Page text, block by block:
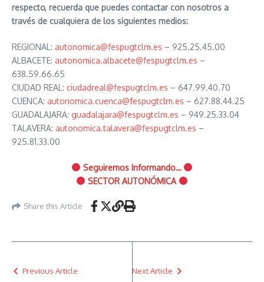
respecto, recuerda que puedes contactar con nosotros a
través de cualquiera de los siguientes medios:
REGIONAL: autonomica@fespugtclm.es – 925.25.45.00
ALBACETE: autonomica.albacete@fespugtclm.es –
638.59.66.65
CIUDAD REAL: ciudadreal@fespugtclm.es – 647.99.40.70
CUENCA: autonomica.cuenca@fespugtclm.es – 627.88.44.25
GUADALAJARA: guadalajara@fespugtclm.es – 949.25.33.04
TALAVERA: autonomica.talavera@fespugtclm.es –
925.81.33.00
Seguiremos Informando…
SECTOR AUTONÓMICA
Share this Article
Previous Article Next Article